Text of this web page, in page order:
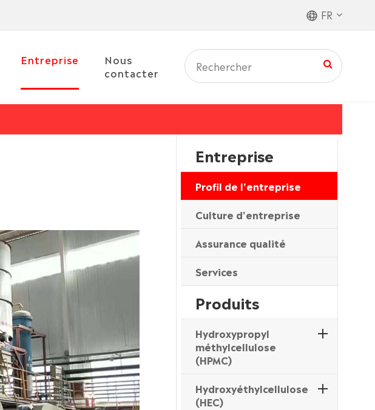
FR
Entreprise
Nous
contacter
Entreprise
Profil de l'entreprise
Culture d'entreprise
Assurance qualité
Services
Produits
Hydroxypropyl
méthylcellulose
(HPMC)
Hydroxyéthylcellulose
(HEC)